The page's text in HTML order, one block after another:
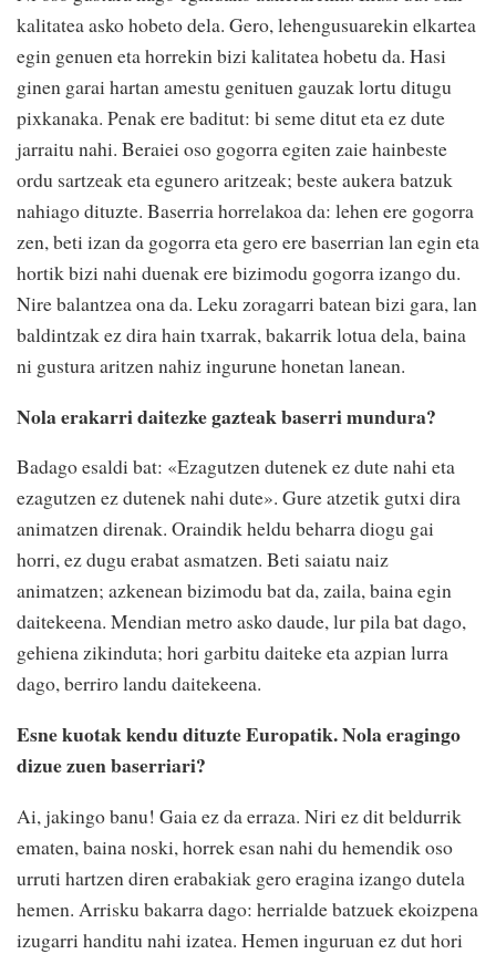
kalitatea asko hobeto dela. Gero, lehengusuarekin elkartea
egin genuen eta horrekin bizi kalitatea hobetu da. Hasi
ginen garai hartan amestu genituen gauzak lortu ditugu
pixkanaka. Penak ere baditut: bi seme ditut eta ez dute
jarraitu nahi. Beraiei oso gogorra egiten zaie hainbeste
ordu sartzeak eta egunero aritzeak; beste aukera batzuk
nahiago dituzte. Baserria horrelakoa da: lehen ere gogorra
zen, beti izan da gogorra eta gero ere baserrian lan egin eta
hortik bizi nahi duenak ere bizimodu gogorra izango du.
Nire balantzea ona da. Leku zoragarri batean bizi gara, lan
baldintzak ez dira hain txarrak, bakarrik lotua dela, baina
ni gustura aritzen nahiz ingurune honetan lanean.
Nola erakarri daitezke gazteak baserri mundura?
Badago esaldi bat: «Ezagutzen dutenek ez dute nahi eta
ezagutzen ez dutenek nahi dute». Gure atzetik gutxi dira
animatzen direnak. Oraindik heldu beharra diogu gai
horri, ez dugu erabat asmatzen. Beti saiatu naiz
animatzen; azkenean bizimodu bat da, zaila, baina egin
daitekeena. Mendian metro asko daude, lur pila bat dago,
gehiena zikinduta; hori garbitu daiteke eta azpian lurra
dago, berriro landu daitekeena.
Esne kuotak kendu dituzte Europatik. Nola eragingo
dizue zuen baserriari?
Ai, jakingo banu! Gaia ez da erraza. Niri ez dit beldurrik
ematen, baina noski, horrek esan nahi du hemendik oso
urruti hartzen diren erabakiak gero eragina izango dutela
hemen. Arrisku bakarra dago: herrialde batzuek ekoizpena
izugarri handitu nahi izatea. Hemen inguruan ez dut hori